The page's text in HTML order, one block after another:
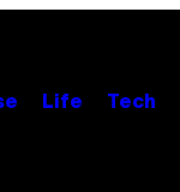
Life Tech